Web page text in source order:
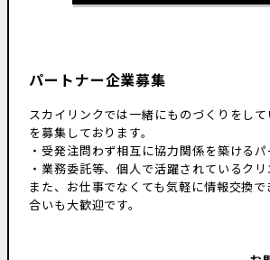
パートナー企業募集
スカイリンクでは一緒にものづくりをし
を募集しております。
・受発注問わず相互に協力関係を築ける
・業務委託等、個人で活躍されているク
また、お仕事でなくても気軽に情報交換
合いも大歓迎です。